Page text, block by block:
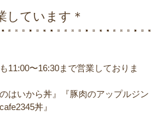
しています＊
11:00〜16:30まで営業しておりま
はいから丼』『豚肉のアップルジン
丼』